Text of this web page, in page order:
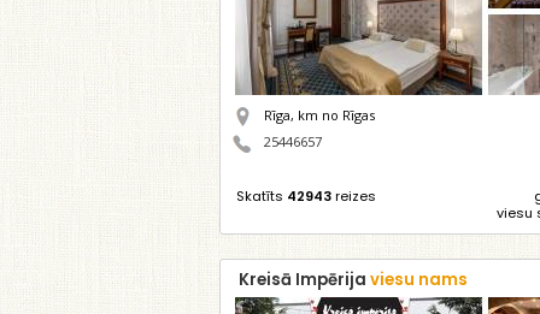
Rīga, km no Rīgas
25446657
Skatīts 42943reizes
viesu
Kreisā Impērija viesu nams